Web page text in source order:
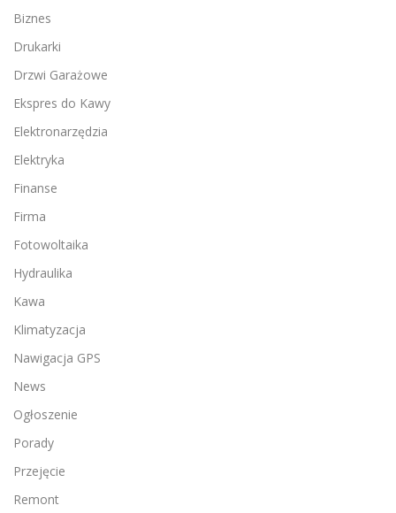
Biznes
Drukarki
Drzwi Garażowe
Ekspres do Kawy
Elektronarzędzia
Elektryka
Finanse
Firma
Fotowoltaika
Hydraulika
Kawa
Klimatyzacja
Nawigacja GPS
News
Ogłoszenie
Porady
Przejęcie
Remont